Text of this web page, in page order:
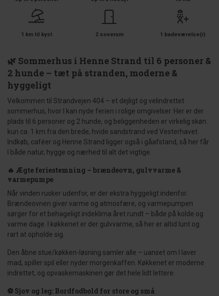
1 km til kyst 2 soverum 1 badeværelse(r)
🌿 Sommerhus i Henne Strand til 6 personer &
2 hunde – tæt på stranden, moderne &
hyggeligt
Velkommen til Strandvejen 404 – et dejligt og velindrettet
sommerhus, hvor I kan nyde ferien i rolige omgivelser. Her er der
plads til 6 personer og 2 hunde, og beliggenheden er virkelig skøn:
kun ca. 1 km fra den brede, hvide sandstrand ved Vesterhavet.
Indkøb, caféer og Henne Strand ligger også i gåafstand, så her får
I både natur, hygge og nærhed til alt det vigtige.
🔥 Ægte feriestemning – brændeovn, gulvvarme &
varmepumpe
Når vinden rusker udenfor, er der ekstra hyggeligt indenfor.
Brændeovnen giver varme og atmosfære, og varmepumpen
sørger for et behageligt indeklima året rundt – både på kolde og
varme dage. I køkkenet er der gulvvarme, så her er altid lunt og
rart at opholde sig.
Den åbne stue/køkken-løsning samler alle – uanset om I laver
mad, spiller spil eller nyder morgenkaffen. Køkkenet er moderne
indrettet, og opvaskemaskinen gør det hele lidt lettere.
⚽ Sjov og leg: Bordfodbold for store og små